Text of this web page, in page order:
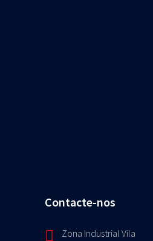
Contacte-nos
Zona Industrial Vila